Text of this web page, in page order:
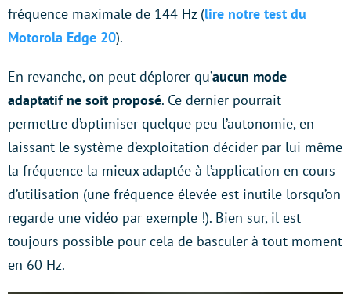
fréquence maximale de 144 Hz (lire notre test du
Motorola Edge 20).
En revanche, on peut déplorer qu’aucun mode
adaptatif ne soit proposé. Ce dernier pourrait
permettre d’optimiser quelque peu l’autonomie, en
laissant le système d’exploitation décider par lui même
la fréquence la mieux adaptée à l’application en cours
d’utilisation (une fréquence élevée est inutile lorsqu’on
regarde une vidéo par exemple !). Bien sur, il est
toujours possible pour cela de basculer à tout moment
en 60 Hz.